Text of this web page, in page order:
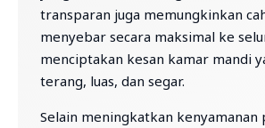
transparan juga memungkinkan
menyebar secara maksimal ke
menciptakan kesan kamar mandi
terang, luas, dan segar.
Selain meningkatkan kenyamanan